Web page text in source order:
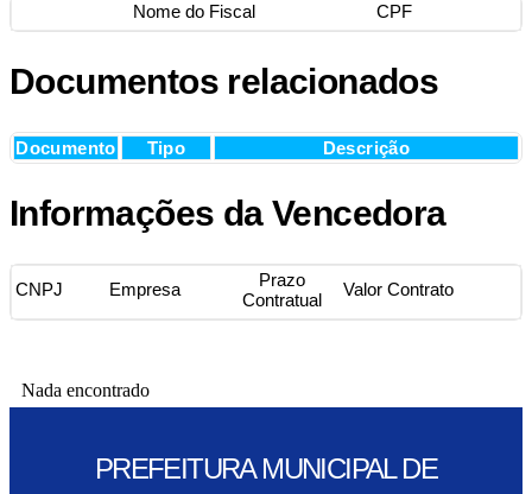
Nome do Fiscal CPF
Documentos relacionados
Documento Tipo Descrição
Informações da Vencedora
CNPJ Empresa
Prazo
Contratual
Valor Contrato
Nada encontrado
PREFEITURA MUNICIPAL DE